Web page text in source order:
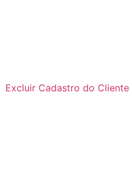
Excluir Cadastro do Cliente